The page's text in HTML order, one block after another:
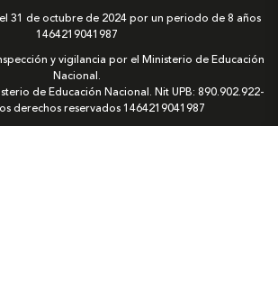
31 de octubre de 2024 por un periodo de 8 años
1464219041987
y vigilancia por el Ministerio de Educación
Nacional.
de Educación Nacional. Nit UPB: 890.902.922-
derechos reservados1464219041987